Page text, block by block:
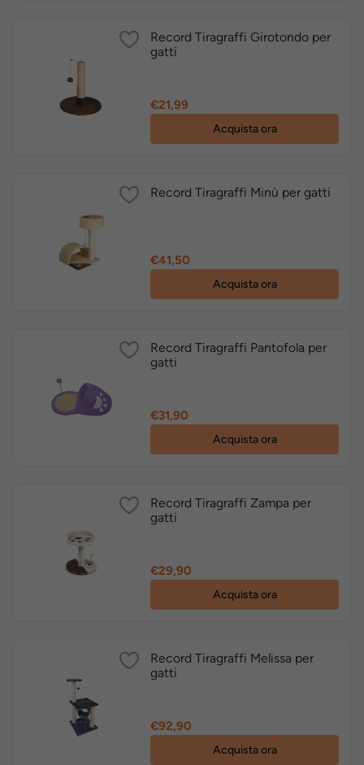
Record Tiragraffi Girotondo per
gatti
Prezzo
€21,99
Acquista ora
Record Tiragraffi Minù per gatti
Prezzo
€41,50
Acquista ora
Record Tiragraffi Pantofola per
gatti
Prezzo
€31,90
Acquista ora
Record Tiragraffi Zampa per
gatti
Prezzo
€29,90
Acquista ora
Record Tiragraffi Melissa per
gatti
Prezzo
€92,90
Acquista ora